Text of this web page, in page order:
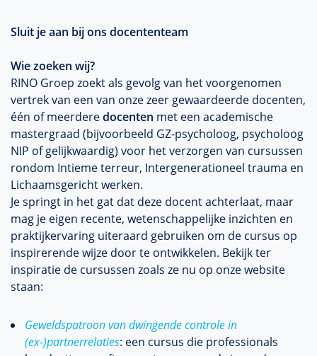
Sluit je aan bij ons docententeam
Wie zoeken wij?
RINO Groep zoekt als gevolg van het voorgenomen
vertrek van een van onze zeer gewaardeerde docenten,
één of meerderedocenten met een academische
mastergraad (bijvoorbeeld GZ-psycholoog, psycholoog
NIP of gelijkwaardig) voor het verzorgen van cursussen
rondom Intieme terreur, Intergenerationeel trauma en
Lichaamsgericht werken.
Je springt in het gat dat deze docent achterlaat, maar
mag je eigen recente, wetenschappelijke inzichten en
praktijkervaring uiteraard gebruiken om de cursus op
inspirerende wijze door te ontwikkelen. Bekijk ter
inspiratie de cursussen zoals ze nu op onze website
staan:
Geweldspatroon van dwingende controle in
(ex-)partnerrelaties: een cursus die professionals